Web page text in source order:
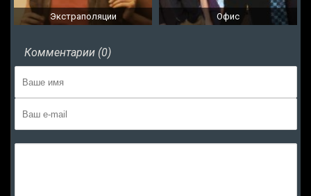
Экстраполяции Офис
Комментарии (0)